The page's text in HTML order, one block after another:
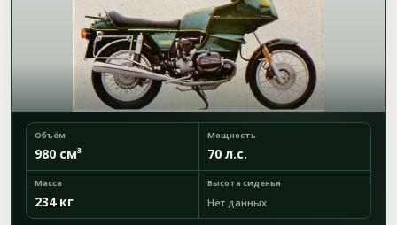
Объём
980 см³
Мощность
70 л.с.
Масса
234 кг
Высота сиденья
Нет данных